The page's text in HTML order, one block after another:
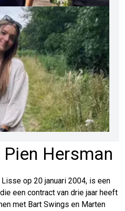
Hersman
op 20 januari 2004, is een
een contract van drie jaar heeft
met Bart Swings en Marten